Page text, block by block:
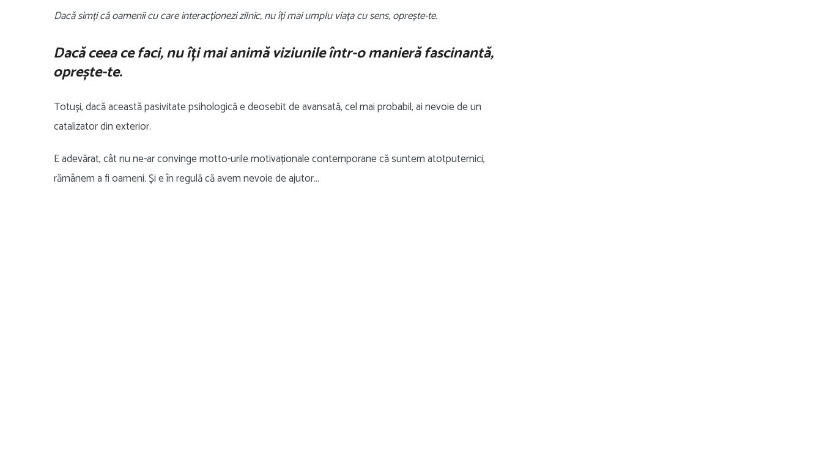
Dacă simți că oamenii cu care interacționezi zilnic, nu îți mai umplu viața cu sens, oprește-te.
Dacă ceea ce faci, nu îți mai animă viziunile într-o manieră fascinantă,
oprește-te.
Totuși, dacă această pasivitate psihologică e deosebit de avansată, cel mai probabil, ai nevoie de un
catalizator din exterior.
E adevărat, cât nu ne-ar convinge motto-urile motivaționale contemporane că suntem atotputernici,
rămânem a fi oameni. Și e în regulă că avem nevoie de ajutor…